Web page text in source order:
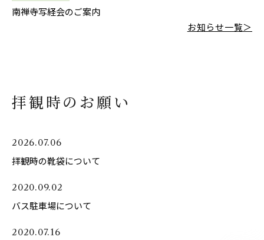
南禅寺写経会のご案内
お知らせ一覧＞
拝観時のお願い
2026.07.06
拝観時の靴袋について
2020.09.02
バス駐車場について
2020.07.16